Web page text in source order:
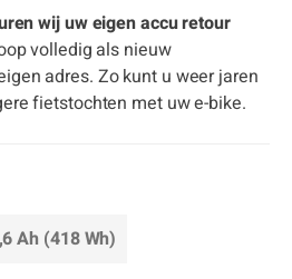
wij uw eigen accu retour
volledig als nieuw
adres. Zo kunt u weer jaren
fietstochten met uw e-bike.
Ah (418 Wh)